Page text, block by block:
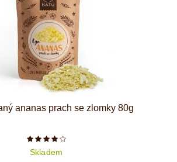
ananas prach se zlomky 80g
Počet hvězdiček je 4 z 5
Skladem